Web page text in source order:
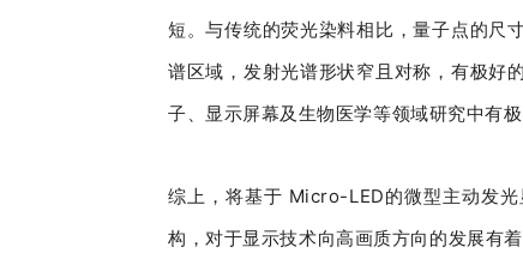
短。与传统的荧光染料相比，量子点的尺
谱区域，发射光谱形状窄且对称，有极好
子、显示屏幕及生物医学等领域研究中有极
综上，将基于 Micro-LED的微型主动发
构，对于显示技术向高画质方向的发展有